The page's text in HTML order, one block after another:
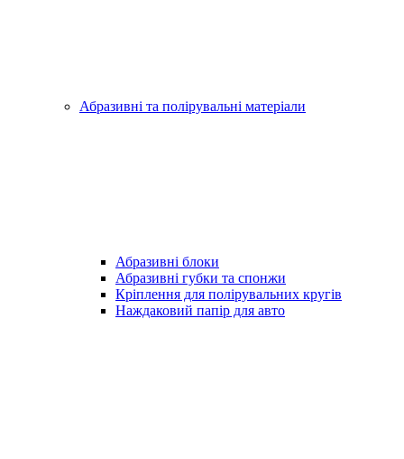
Абразивні та полірувальні матеріали
Абразивні блоки
Абразивні губки та спонжи
Кріплення для полірувальних кругів
Наждаковий папір для авто